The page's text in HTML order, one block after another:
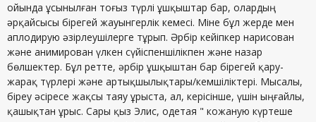
ойында ұсынылған тоғыз түрлі ұшқыштар бар, олардың
әрқайсысы бірегей жауынгерлік кемесі. Міне бұл жерде мен
аплодирую әзірлеушілерге тұрып. Әрбір кейіпкер нарисован
және анимирован үлкен сүйіспеншілікпен және назар
бөлшектер. Бұл ретте, әрбір ұшқыштан бар бірегей қару-
жарақ түрлері және артықшылықтары/кемшіліктері. Мысалы,
біреу әсіресе жақсы таяу ұрыста, ал, керісінше, үшін ыңғайлы,
қашықтан ұрыс. Сары қыз Элис, одетая " кожаную күртеше